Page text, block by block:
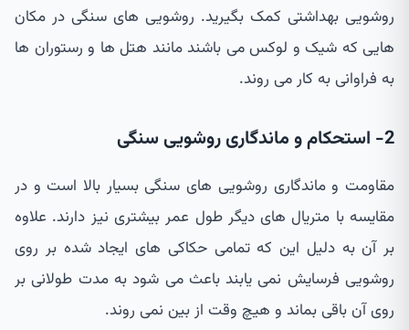
روشویی بهداشتی کمک بگیرید. روشویی های سنگی در مکان
هایی که شیک و لوکس می باشند مانند هتل ها و رستوران ها
به فراوانی به کار می روند.
2- استحکام و ماندگاری روشویی سنگی
مقاومت و ماندگاری روشویی های سنگی بسیار بالا است و در
مقایسه با متریال های دیگر طول عمر بیشتری نیز دارند. علاوه
بر آن به دلیل این که تمامی حکاکی های ایجاد شده بر روی
روشویی فرسایش نمی یابند باعث می شود به مدت طولانی بر
روی آن باقی بماند و هیچ وقت از بین نمی روند.